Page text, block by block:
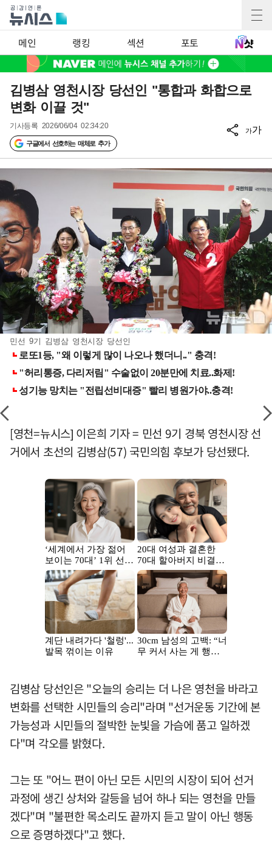
메인 랭킹 섹션 포토
김병삼 영천시장 당선인 "통합과 화합으로
변화 이끌 것"
기사등록 2026/06/04 02:34:20
구글에서 선호하는 매체로 추가
가가
민선 9기 김병삼 영천시장 당선인
[영천=뉴시스] 이은희 기자 = 민선 9기 경북 영천시장 선
거에서 초선의 김병삼(57) 국민의힘 후보가 당선됐다.
김병삼 당선인은 "오늘의 승리는 더 나은 영천을 바라고
변화를 선택한 시민들의 승리"라며 "선거운동 기간에 본
가능성과 시민들의 절박한 눈빛을 가슴에 품고 일하겠
다"며 각오를 밝혔다.
그는 또 "어느 편이 아닌 모든 시민의 시장이 되어 선거
과정에 생긴 상처와 갈등을 넘어 하나 되는 영천을 만들
겠다"며 "불편한 목소리도 끝까지 듣고 말이 아닌 행동
으로 증명하겠다"고 했다.